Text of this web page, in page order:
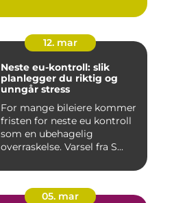
12. mar
Neste eu-kontroll: slik
planlegger du riktig og
unngår stress
For mange bileiere kommer
fristen for neste eu kontroll
som en ubehagelig
overraskelse. Varsel fra S...
05. mar